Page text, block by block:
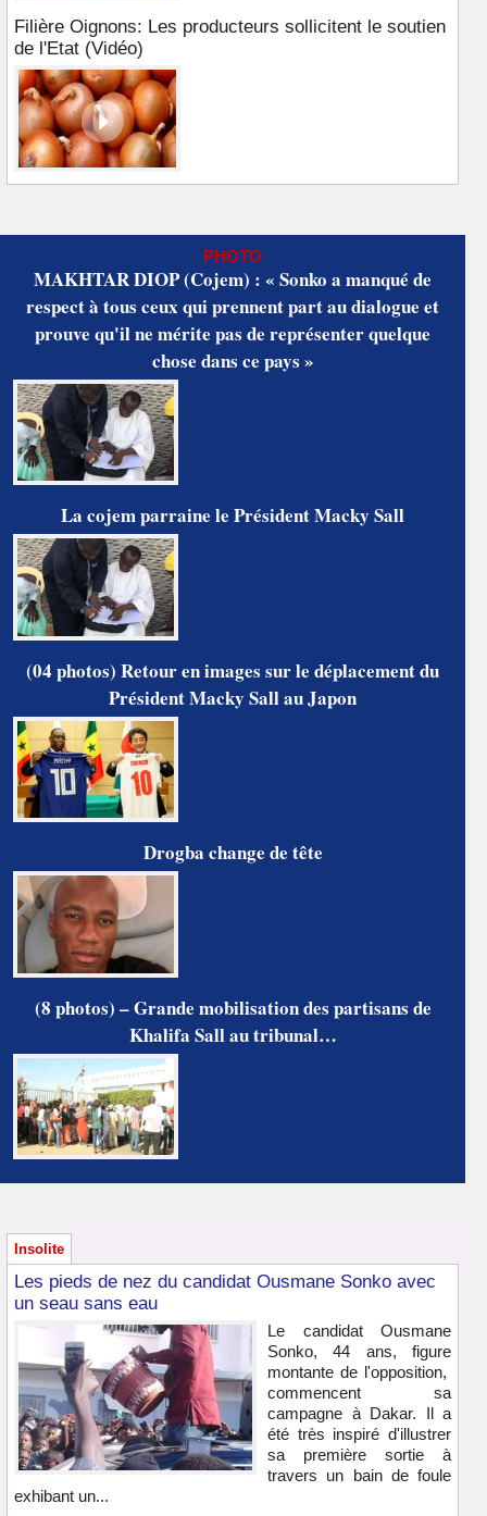
Filière Oignons: Les producteurs sollicitent le soutien
de l'Etat (Vidéo)
PHOTO
MAKHTAR DIOP (Cojem) : « Sonko a manqué de
respect à tous ceux qui prennent part au dialogue et
prouve qu'il ne mérite pas de représenter quelque
chose dans ce pays »
La cojem parraine le Président Macky Sall
(04 photos) Retour en images sur le déplacement du
Président Macky Sall au Japon
Drogba change de tête
(8 photos) – Grande mobilisation des partisans de
Khalifa Sall au tribunal…
Insolite
Les pieds de nez du candidat Ousmane Sonko avec
un seau sans eau
Le candidat Ousmane
Sonko, 44 ans, figure
montante de l'opposition,
commencent sa
campagne à Dakar. Il a
été très inspiré d'illustrer
sa première sortie à
travers un bain de foule
exhibant un...